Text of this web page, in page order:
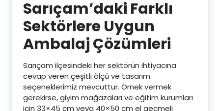
Sarıçam’daki Farklı
Sektörlere Uygun
Ambalaj Çözümleri
Sarıçam ilçesindeki her sektörün ihtiyacına
cevap veren çeşitli ölçü ve tasarım
seçeneklerimiz mevcuttur. Örnek vermek
gerekirse, giyim mağazaları ve eğitim kurumları
için 33×45 cm veya 40×50 cm el geçmeli